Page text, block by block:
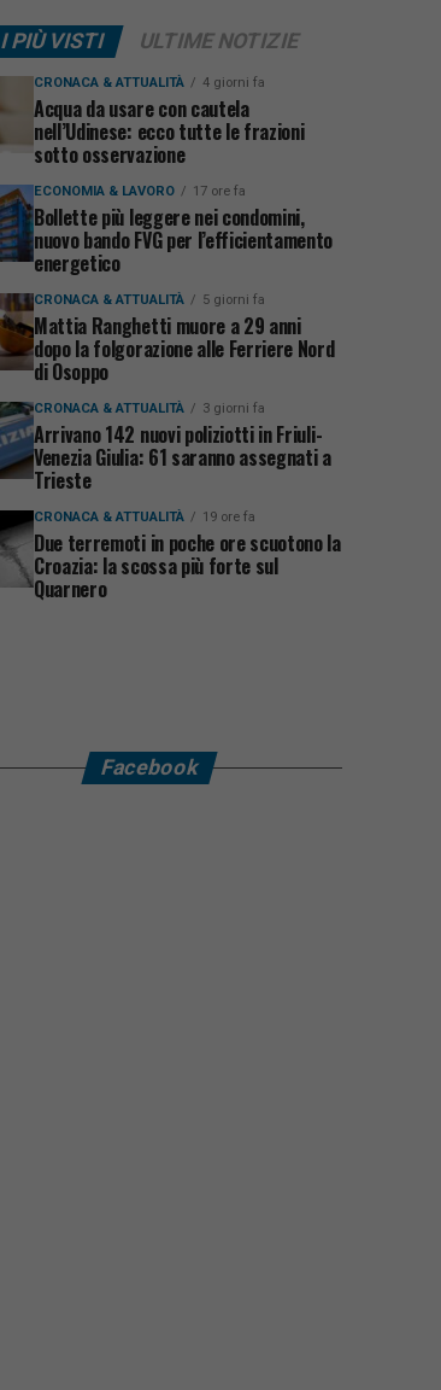
I PIÙ VISTI ULTIME NOTIZIE
CRONACA & ATTUALITÀ 4 giorni fa
Acqua da usare con cautela
nell’Udinese: ecco tutte le frazioni
sotto osservazione
ECONOMIA & LAVORO 17 ore fa
Bollette più leggere nei condomini,
nuovo bando FVG per l’efficientamento
energetico
CRONACA & ATTUALITÀ 5 giorni fa
Mattia Ranghetti muore a 29 anni
dopo la folgorazione alle Ferriere Nord
di Osoppo
CRONACA & ATTUALITÀ 3 giorni fa
Arrivano 142 nuovi poliziotti in Friuli-
Venezia Giulia: 61 saranno assegnati a
Trieste
CRONACA & ATTUALITÀ 19 ore fa
Due terremoti in poche ore scuotono la
Croazia: la scossa più forte sul
Quarnero
Facebook